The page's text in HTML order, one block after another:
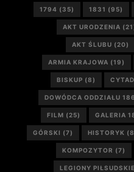
1794 (35) 1831 (95)
AKT URODZENIA
AKT ŚLUBU (20)
ARMIA KRAJOWA (19)
BISKUP (8)
DOWÓDCA ODDZIAŁU
FILM (25) GALERIA
GÓRSKI (7) HISTORYK
KOMPOZYTOR (7)
LEGIONY